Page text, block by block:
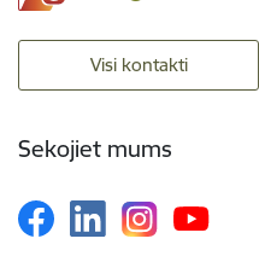
Visi kontakti
Sekojiet mums